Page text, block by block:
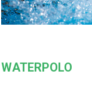
WATERPOLO